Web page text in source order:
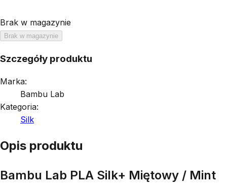
Brak w magazynie
Brak w magazynie
Szczegóły produktu
Marka:
Bambu Lab
Kategoria:
Silk
Opis produktu
Bambu Lab PLA Silk+ Miętowy / Mint